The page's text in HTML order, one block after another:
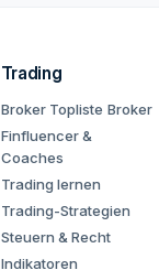
Trading
Broker Topliste Broker
Finfluencer &
Coaches
Trading lernen
Trading-Strategien
Steuern & Recht
Indikatoren